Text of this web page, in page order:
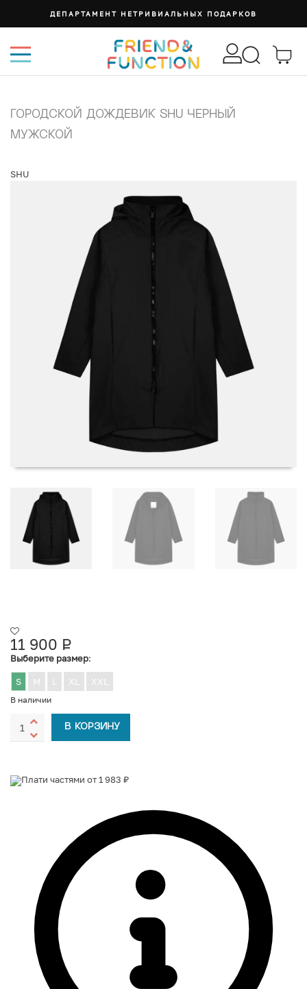
ДЕПАРТАМЕНТ НЕТРИВИАЛЬНЫХ ПОДАРКОВ
ГОРОДСКОЙ ДОЖДЕВИК SHU ЧЕРНЫЙ
МУЖСКОЙ
SHU
11 900 Р
УБ.
Выберите размер:
S M L XL XXL
В наличии
В КОРЗИНУ
Плати частями от 1 983 ₽